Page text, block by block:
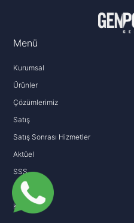
Menü
Kurumsal
Ürünler
Çözümlerimiz
Satış
Satış Sonrası Hizmetler
Aktüel
SSS
İletişim
KVKK